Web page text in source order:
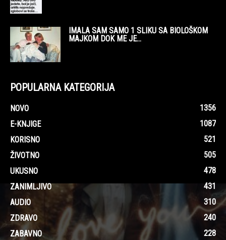
IMALA SAM SAMO 1 SLIKU SA BIOLOŠKOM
MAJKOM DOK ME JE...
POPULARNA KATEGORIJA
NOVO
1356
E-KNJIGE
1087
KORISNO
521
ŽIVOTNO
505
UKUSNO
478
ZANIMLJIVO
431
AUDIO
310
ZDRAVO
240
ZABAVNO
228